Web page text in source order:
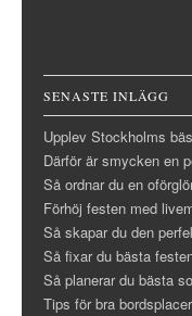
SENASTE INLÄGG
Upplev Stockholms
Därför är smycken en
Så ordnar du en
Förhöj festen med
Så skapar du den
Så fixar du bästa
Så planerar du bästa
Tips för bra